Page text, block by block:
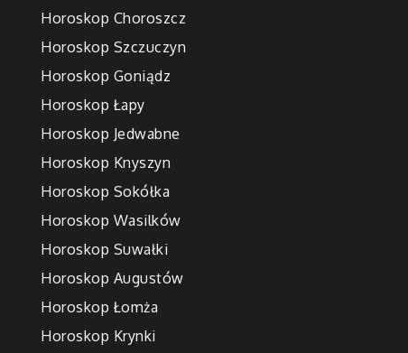
Horoskop Choroszcz
Horoskop Szczuczyn
Horoskop Goniądz
Horoskop Łapy
Horoskop Jedwabne
Horoskop Knyszyn
Horoskop Sokółka
Horoskop Wasilków
Horoskop Suwałki
Horoskop Augustów
Horoskop Łomża
Horoskop Krynki